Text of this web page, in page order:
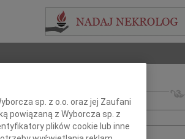
Imię i nazwisko lub numer ogłoszenia:
sp. z o.o. oraz jej Zaufani
powiązaną z Wyborcza sp. z
plików cookie lub inne